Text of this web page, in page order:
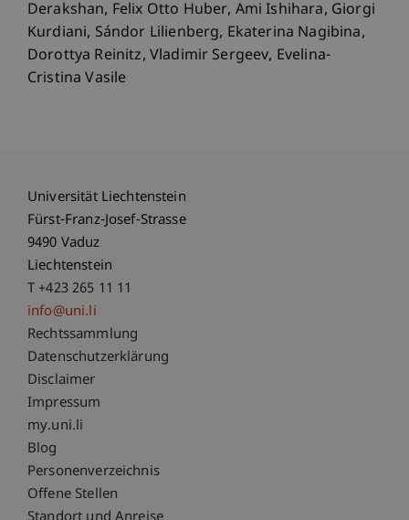
Derakshan, Felix Otto Huber, Ami Ishihara, Giorgi
Kurdiani, Sándor Lilienberg, Ekaterina Nagibina,
Dorottya Reinitz, Vladimir Sergeev, Evelina-
Cristina Vasile
Universität Liechtenstein
Fürst-Franz-Josef-Strasse
9490 Vaduz
Liechtenstein
T +423 265 11 11
info@uni.li
Fußzeile Rechtliche Hinweise
Rechtssammlung
Datenschutzerklärung
Disclaimer
Impressum
Fußzeile Subdomain-Verzeichnis
my.uni.li
Blog
Personenverzeichnis
Offene Stellen